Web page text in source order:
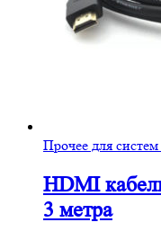
Прочее для
HDMI
3 метра